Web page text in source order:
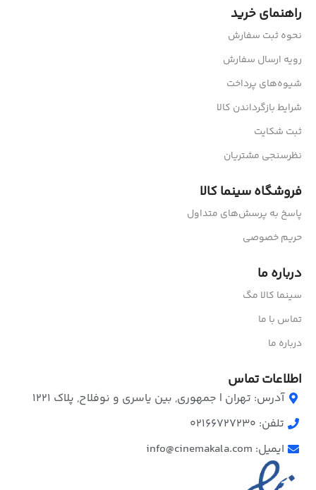
راهنمای خرید
نحوه ثبت سفارش
رویه ارسال سفارش
شیوه‌های پرداخت
شرایط بازگرداندن کالا
ثبت شکایت
نظرسنجی مشتریان
فروشگاه سینما کالا
پاسخ به پرسش‌های متداول
حریم خصوصی
درباره ما
سینما کالا مگ
تماس با ما
درباره ما
اطلاعات تماس
آدرس: تهران | جمهوری, بین یاسری و نوفلاح, پلاک ۱۲۲۱
تلفن: 02166727230
ایمیل: info@cinemakala.com